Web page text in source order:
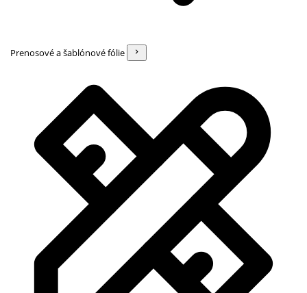
Prenosové a šablónové fólie